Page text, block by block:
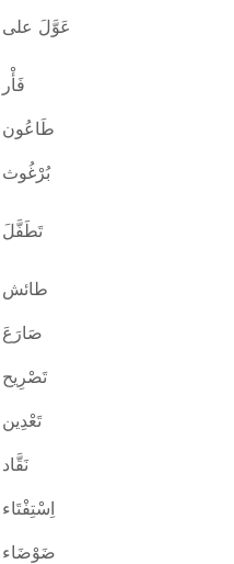
عَوَّلَ على
فَأْر
طَاعُون
بُرْغُوث
تَطَفَّلَ
طائش
صَارَعَ
تَصْرِيح
تَعْدِين
نَقَّاد
اِسْتِفْتَاء
ضَوْضَاء